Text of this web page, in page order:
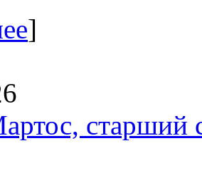
]
старший